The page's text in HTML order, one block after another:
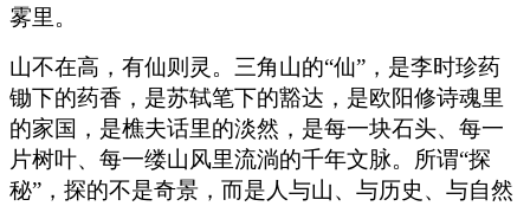
雾里。
山不在高，有仙则灵。三角山的“仙”，是李时珍药
锄下的药香，是苏轼笔下的豁达，是欧阳修诗魂里
的家国，是樵夫话里的淡然，是每一块石头、每一
片树叶、每一缕山风里流淌的千年文脉。所谓“探
秘”，探的不是奇景，而是人与山、与历史、与自然